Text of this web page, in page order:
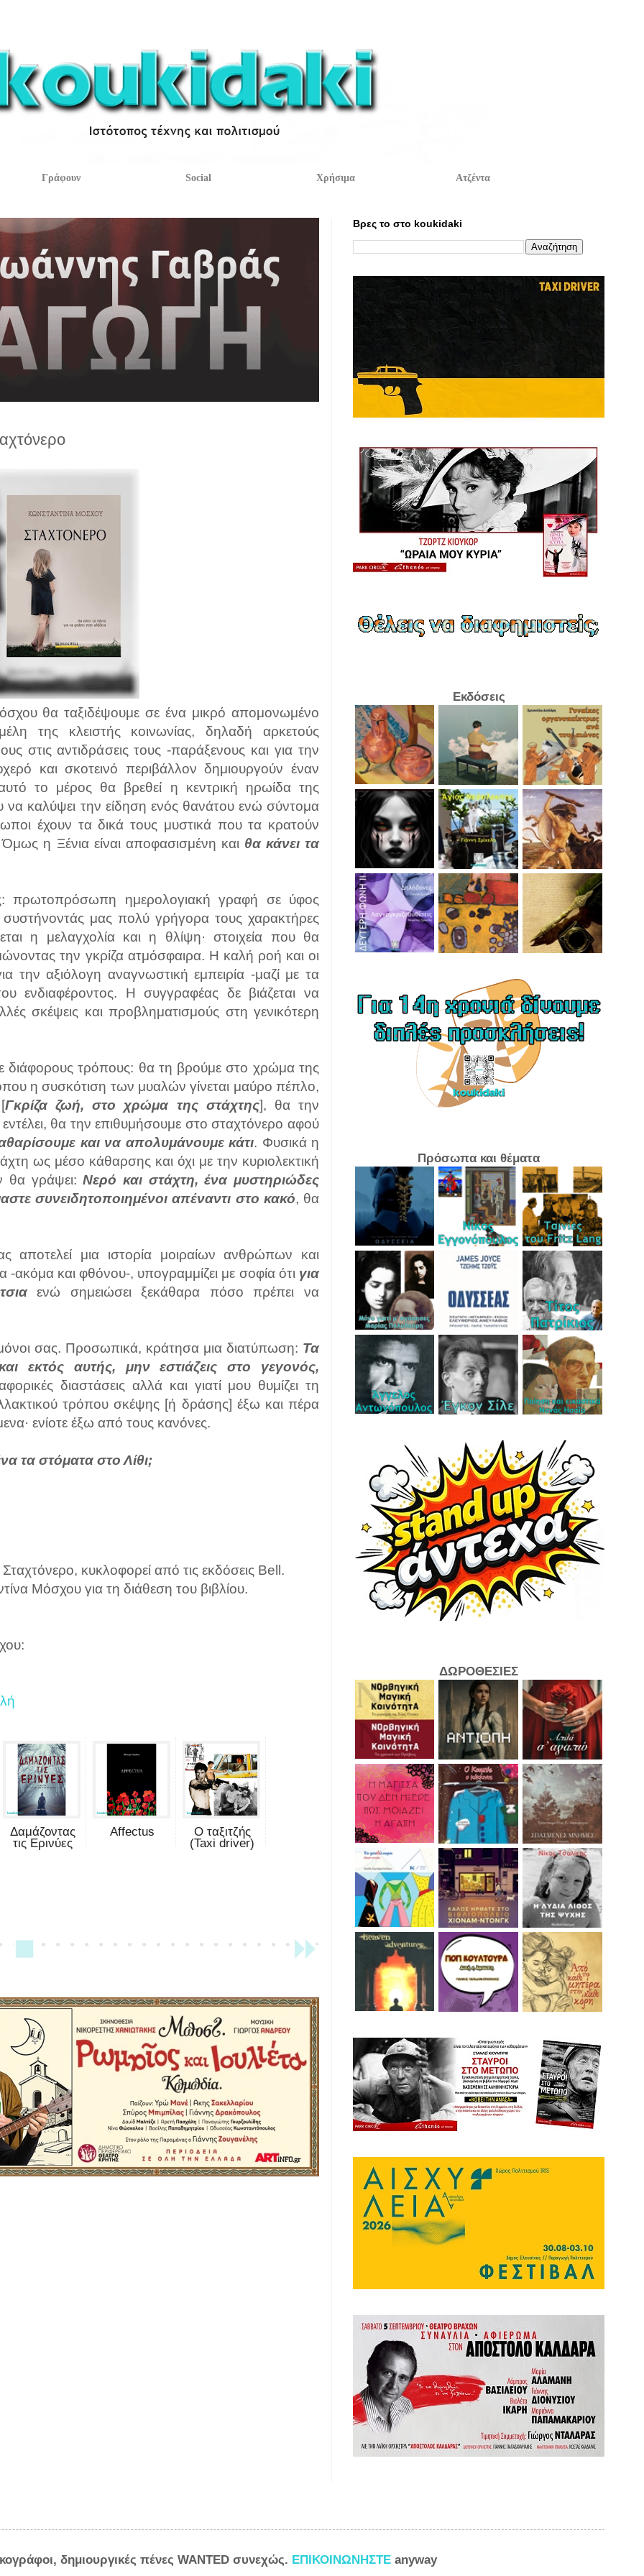
Γράφουν Social Χρήσιμα Ατζέντα
θα ταξιδέψουμε σε ένα μικρό απομονωμένο
της κλειστής κοινωνίας, δηλαδή αρκετούς
στις αντιδράσεις τους -παράξενους και για την
και σκοτεινό περιβάλλον δημιουργούν έναν
το μέρος θα βρεθεί η κεντρική ηρωίδα της
καλύψει την είδηση ενός θανάτου ενώ σύντομα
έχουν τα δικά τους μυστικά που τα κρατούν
η Ξένια είναι αποφασισμένη και θα κάνει τα
πρωτοπρόσωπη ημερολογιακή γραφή σε ύφος
μας πολύ γρήγορα τους χαρακτήρες
η μελαγχολία και η θλίψη· στοιχεία που θα
την γκρίζα ατμόσφαιρα. Η καλή ροή και οι
την αξιόλογη αναγνωστική εμπειρία -μαζί με τα
ενδιαφέροντος. Η συγγραφέας δε βιάζεται να
σκέψεις και προβληματισμούς στη γενικότερη
διάφορους τρόπους: θα τη βρούμε στο χρώμα της
η συσκότιση των μυαλών γίνεται μαύρο πέπλο,
Γκρίζα ζωή, στο χρώμα της στάχτης], θα την
θα την επιθυμήσουμε στο σταχτόνερο αφού
και να απολυμάνουμε κάτι. Φυσικά η
ως μέσο κάθαρσης και όχι με την κυριολεκτική
θα γράψει:Νερό και στάχτη, ένα μυστηριώδες
συνειδητοποιημένοι απέναντι στο κακό, θα
αποτελεί μια ιστορία μοιραίων ανθρώπων και
και φθόνου-, υπογραμμίζει με σοφία ότι για
ενώ σημειώσει ξεκάθαρα πόσο πρέπει να
σας. Προσωπικά, κράτησα μια διατύπωση: Τα
εκτός αυτής, μην εστιάζεις στο γεγονός,
διαστάσεις αλλά και γιατί μου θυμίζει τη
τρόπου σκέψης [ή δράσης] έξω και πέρα
ενίοτε έξω από τους κανόνες.
τα στόματα στο Λίθι;
κυκλοφορεί από τις εκδόσεις Bell.
Μόσχου για τη διάθεση του βιβλίου.
Δαμάζοντας
τις Ερινύες
Affectus
Ο ταξιτζής
(Taxi driver)
Βρες το στο koukidaki
Εκδόσεις
Πρόσωπα και θέματα
ΔΩΡΟΘΕΣΙΕΣ
δημιουργικές πένες WANTED συνεχώς. ΕΠΙΚΟΙΝΩΝΗΣΤΕ anyway